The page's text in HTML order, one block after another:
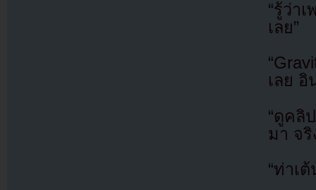
“รู้ว่า
เลย”
เลย
“ดูคลิ
มา จ
“ท่าเ